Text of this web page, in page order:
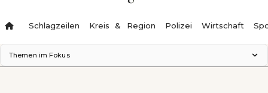
Schlagzeilen Kreis & Region Polizei Wirtschaft
Themen im Fokus